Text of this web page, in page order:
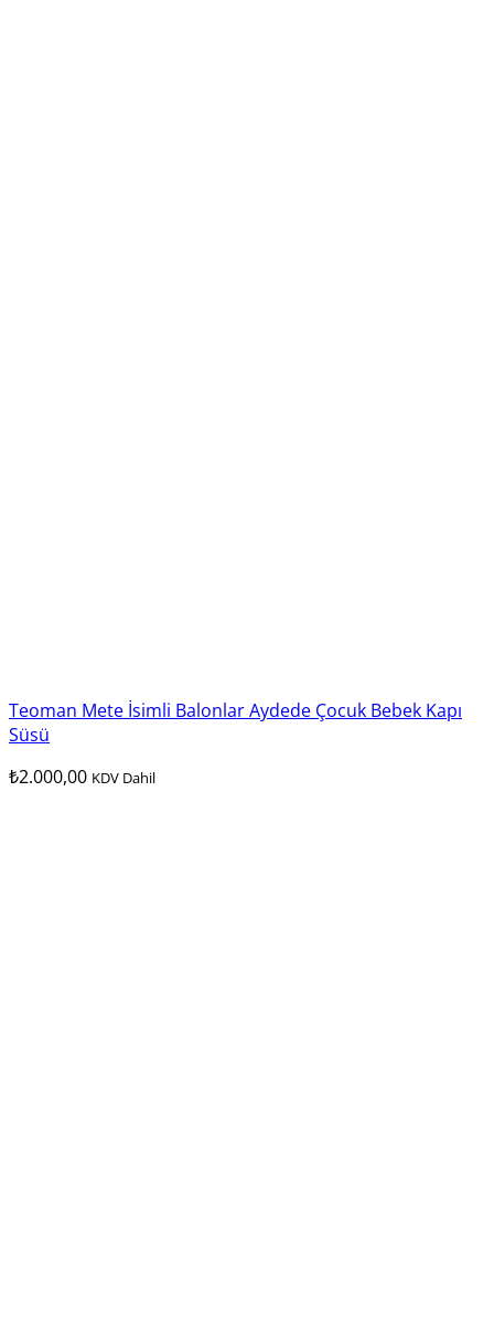
Teoman Mete İsimli Balonlar Aydede Çocuk Bebek Kapı
Süsü
₺2.000,00 KDV Dahil